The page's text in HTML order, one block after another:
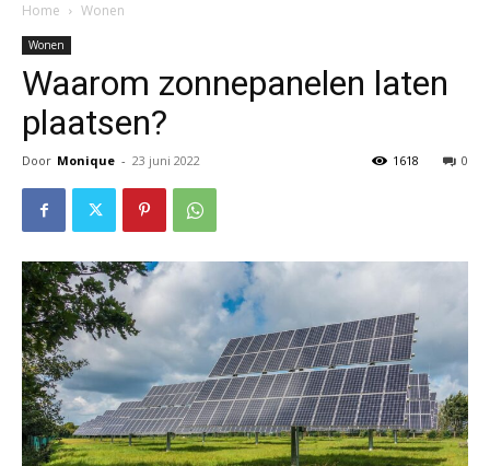
Home Wonen
Wonen
Waarom zonnepanelen laten
plaatsen?
Door Monique - 23 juni 2022 0
1618